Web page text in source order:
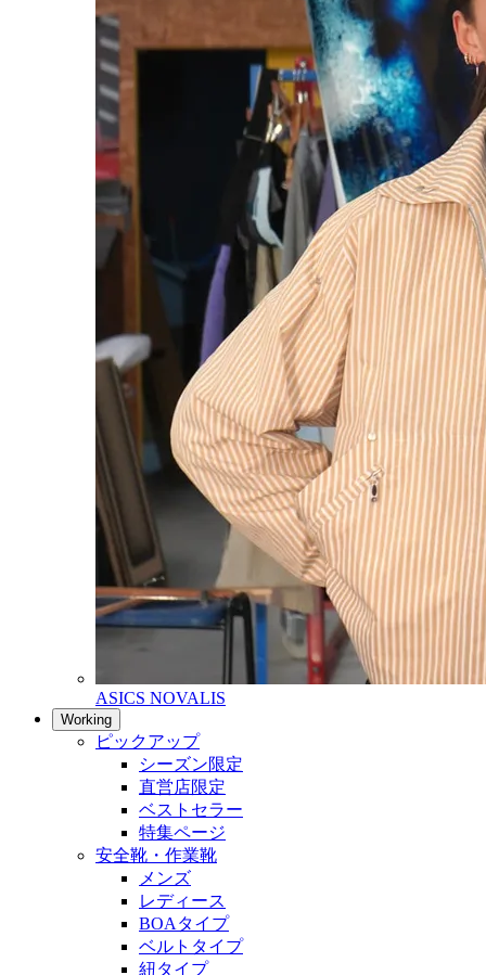
ASICS NOVALIS
Working
ピックアップ
シーズン限定
直営店限定
ベストセラー
特集ページ
安全靴・作業靴
メンズ
レディース
BOAタイプ
ベルトタイプ
紐タイプ